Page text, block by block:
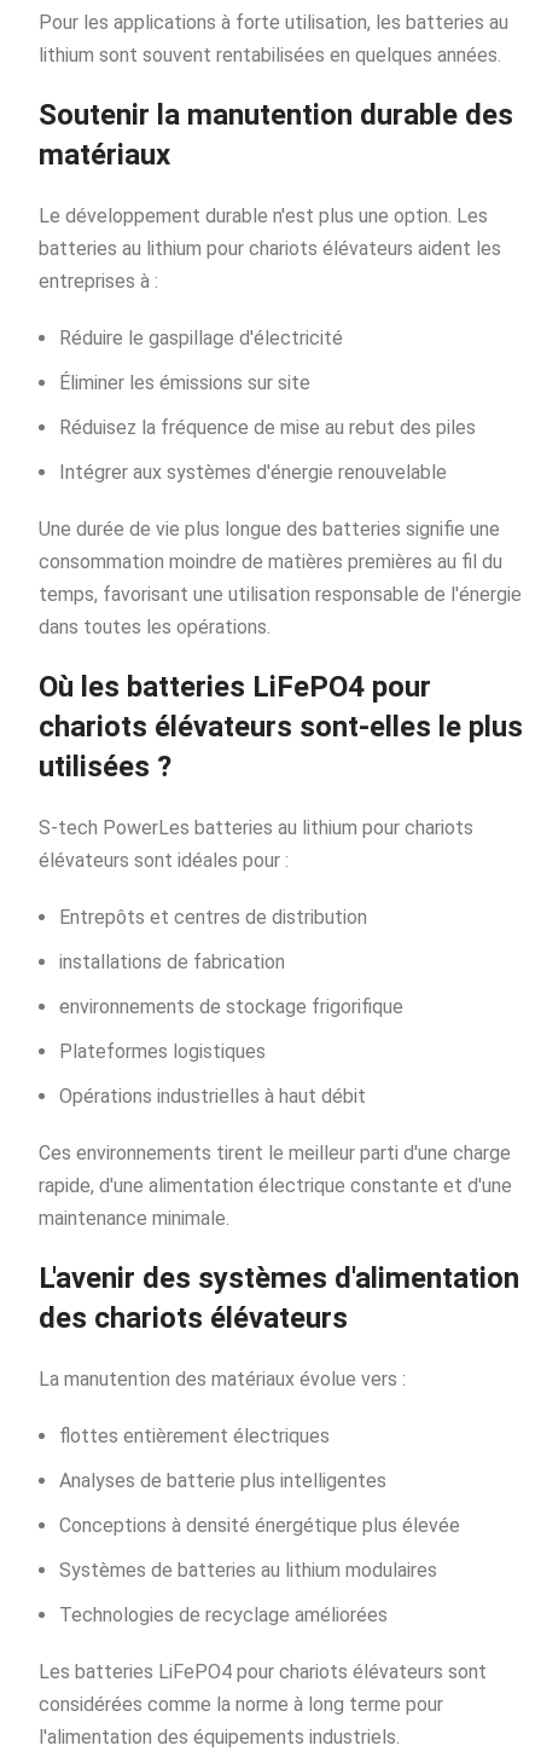
Pour les applications à forte utilisation, les batteries au
lithium sont souvent rentabilisées en quelques années.
Soutenir la manutention durable des
matériaux
Le développement durable n'est plus une option. Les
batteries au lithium pour chariots élévateurs aident les
entreprises à :
Réduire le gaspillage d'électricité
Éliminer les émissions sur site
Réduisez la fréquence de mise au rebut des piles
Intégrer aux systèmes d'énergie renouvelable
Une durée de vie plus longue des batteries signifie une
consommation moindre de matières premières au fil du
temps, favorisant une utilisation responsable de l'énergie
dans toutes les opérations.
Où les batteries LiFePO4 pour
chariots élévateurs sont-elles le plus
utilisées ?
S-tech PowerLes batteries au lithium pour chariots
élévateurs sont idéales pour :
Entrepôts et centres de distribution
installations de fabrication
environnements de stockage frigorifique
Plateformes logistiques
Opérations industrielles à haut débit
Ces environnements tirent le meilleur parti d'une charge
rapide, d'une alimentation électrique constante et d'une
maintenance minimale.
L'avenir des systèmes d'alimentation
des chariots élévateurs
La manutention des matériaux évolue vers :
flottes entièrement électriques
Analyses de batterie plus intelligentes
Conceptions à densité énergétique plus élevée
Systèmes de batteries au lithium modulaires
Technologies de recyclage améliorées
Les batteries LiFePO4 pour chariots élévateurs sont
considérées comme la norme à long terme pour
l'alimentation des équipements industriels.